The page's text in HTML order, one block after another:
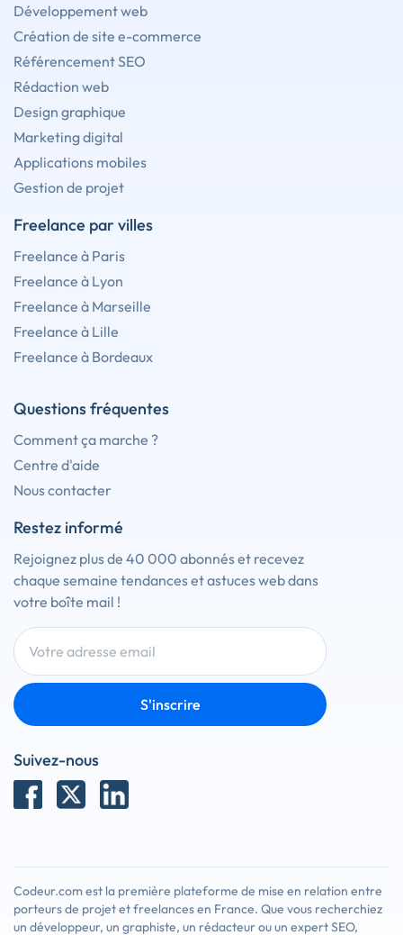
Développement web
Création de site e-commerce
Référencement SEO
Rédaction web
Design graphique
Marketing digital
Applications mobiles
Gestion de projet
Freelance par villes
Freelance à Paris
Freelance à Lyon
Freelance à Marseille
Freelance à Lille
Freelance à Bordeaux
Questions fréquentes
Comment ça marche ?
Centre d'aide
Nous contacter
Restez informé
Rejoignez plus de 40 000 abonnés et recevez
chaque semaine tendances et astuces web dans
votre boîte mail !
S'inscrire
Suivez-nous
Codeur.com est la première plateforme de mise en relation entre
porteurs de projet et freelances en France. Que vous recherchiez
un développeur, un graphiste, un rédacteur ou un expert SEO,